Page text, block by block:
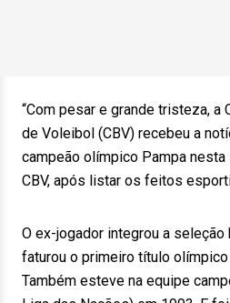
“Com pesar e grande tristeza, a
de Voleibol (CBV) recebeu a
campeão olímpico Pampa nesta
CBV, após listar os feitos
O ex-jogador integrou a
faturou o primeiro título
Também esteve na equipe